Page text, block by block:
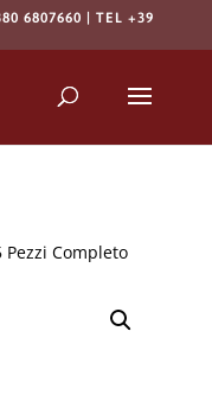
6807660 | TEL +39
Completo